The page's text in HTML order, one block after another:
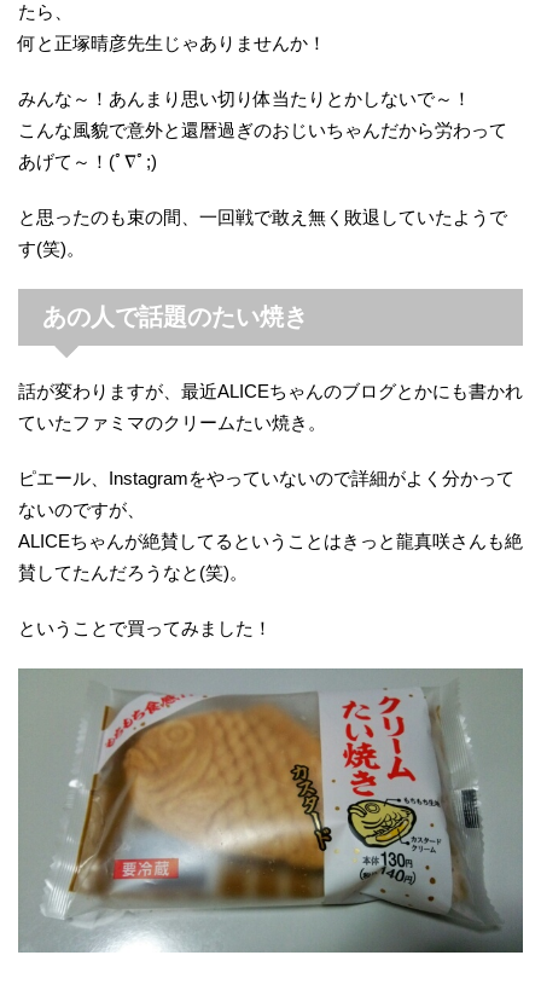
たら、
何と正塚晴彦先生じゃありませんか！
みんな～！あんまり思い切り体当たりとかしないで～！
こんな風貌で意外と還暦過ぎのおじいちゃんだから労わって
あげて～！(ﾟ∇ﾟ;)
と思ったのも束の間、一回戦で敢え無く敗退していたようで
す(笑)。
あの人で話題のたい焼き
話が変わりますが、最近ALICEちゃんのブログとかにも書かれ
ていたファミマのクリームたい焼き。
ピエール、Instagramをやっていないので詳細がよく分かって
ないのですが、
ALICEちゃんが絶賛してるということはきっと龍真咲さんも絶
賛してたんだろうなと(笑)。
ということで買ってみました！